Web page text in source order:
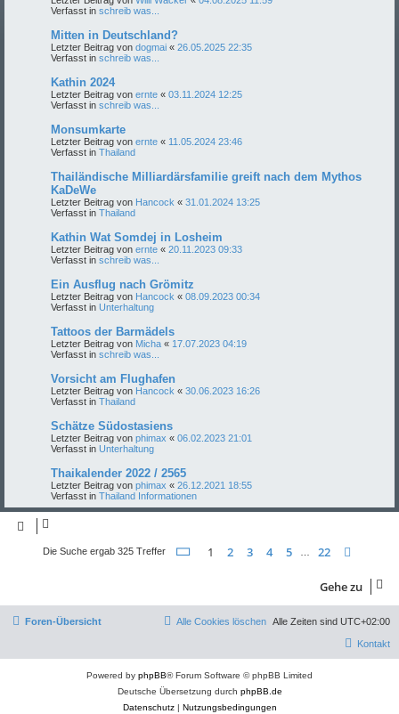
Verfasst in schreib was...
Mitten in Deutschland?
Letzter Beitrag von dogmai « 26.05.2025 22:35
Verfasst in schreib was...
Kathin 2024
Letzter Beitrag von ernte « 03.11.2024 12:25
Verfasst in schreib was...
Monsumkarte
Letzter Beitrag von ernte « 11.05.2024 23:46
Verfasst in Thailand
Thailändische Milliardärsfamilie greift nach dem Mythos
KaDeWe
Letzter Beitrag von Hancock « 31.01.2024 13:25
Verfasst in Thailand
Kathin Wat Somdej in Losheim
Letzter Beitrag von ernte « 20.11.2023 09:33
Verfasst in schreib was...
Ein Ausflug nach Grömitz
Letzter Beitrag von Hancock « 08.09.2023 00:34
Verfasst in Unterhaltung
Tattoos der Barmädels
Letzter Beitrag von Micha « 17.07.2023 04:19
Verfasst in schreib was...
Vorsicht am Flughafen
Letzter Beitrag von Hancock « 30.06.2023 16:26
Verfasst in Thailand
Schätze Südostasiens
Letzter Beitrag von phimax « 06.02.2023 21:01
Verfasst in Unterhaltung
Thaikalender 2022 / 2565
Letzter Beitrag von phimax « 26.12.2021 18:55
Verfasst in Thailand Informationen
Die Suche ergab 325 Treffer Seite 1von 22
1 2 3 4 5 22
Gehe zu
Foren-Übersicht Alle Zeiten sind UTC+02:00
Alle Cookies löschen
Kontakt
Powered by phpBB® Forum Software © phpBB Limited
Deutsche Übersetzung durch phpBB.de
Datenschutz| Nutzungsbedingungen